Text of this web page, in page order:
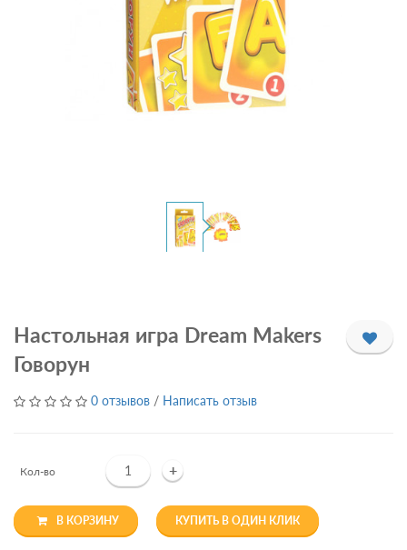
Настольная игра Dream Makers
Говорун
0 отзывов / Написать отзыв
Кол-во +
В КОРЗИНУ КУПИТЬ В ОДИН КЛИК